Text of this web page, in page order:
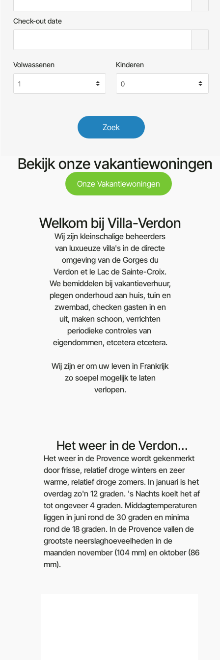
Check-out date
Volwassenen Kinderen
Zoek
Bekijk onze vakantiewoningen
Onze Vakantiewoningen
Welkom bij Villa-Verdon
Wij zijn kleinschalige beheerders
van luxueuze villa's in de directe
omgeving van de Gorges du
Verdon et le Lac de Sainte-Croix.
We bemiddelen bij vakantieverhuur,
plegen onderhoud aan huis, tuin en
zwembad, checken gasten in en
uit, maken schoon, verrichten
periodieke controles van
eigendommen, etcetera etcetera.
Wij zijn er om uw leven in Frankrijk
zo soepel mogelijk te laten
verlopen.
Het weer in de Verdon...
Het weer in de Provence wordt gekenmerkt
door frisse, relatief droge winters en zeer
warme, relatief droge zomers. In januari is het
overdag zo'n 12 graden. 's Nachts koelt het af
tot ongeveer 4 graden. Middagtemperaturen
liggen in juni rond de 30 graden en minima
rond de 18 graden. In de Provence vallen de
grootste neerslaghoeveelheden in de
maanden november (104 mm) en oktober (86
mm).